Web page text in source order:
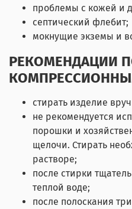
проблемы с кожей и
септический флебит;
мокнущие экземы и
РЕКОМЕНДАЦИИ
стирать изделие
не рекомендуется
порошки и
щелочи. Стирать
растворе;
после стирки
теплой воде;
после полоскания